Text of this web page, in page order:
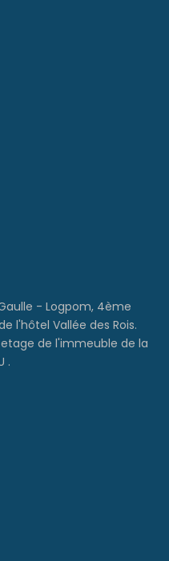
- Logpom, 4ème
l'hôtel Vallée des Rois.
de l'immeuble de la
.